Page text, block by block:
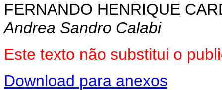
FERNANDO HENRIQUE
Andrea Sandro Calabi
Este texto não substitui o
Download para anexos